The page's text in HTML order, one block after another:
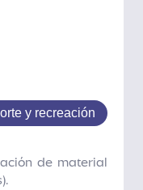
y recreación
de material